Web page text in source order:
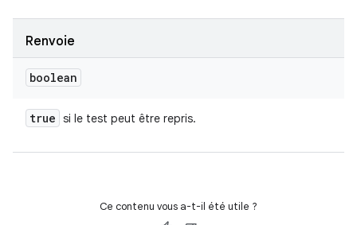
Renvoie
boolean
true si le test peut être repris.
Ce contenu vous a-t-il été utile ?